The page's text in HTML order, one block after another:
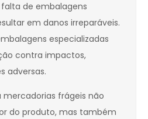
de embalagens
em danos irreparáveis.
especializadas
contra impactos,
adversas.
mercadorias frágeis não
do produto, mas também